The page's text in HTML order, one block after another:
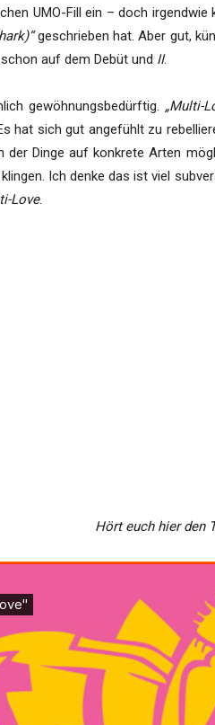
UMO-Fill ein – doch
geschrieben hat. Aber gut,
auf dem Debüt und II.
gewöhnungsbedürftig. „Multi-
hat sich gut angefühlt zu
der Dinge auf konkrete Arten
Ich denke das ist viel
Love.
Hört euch hier den